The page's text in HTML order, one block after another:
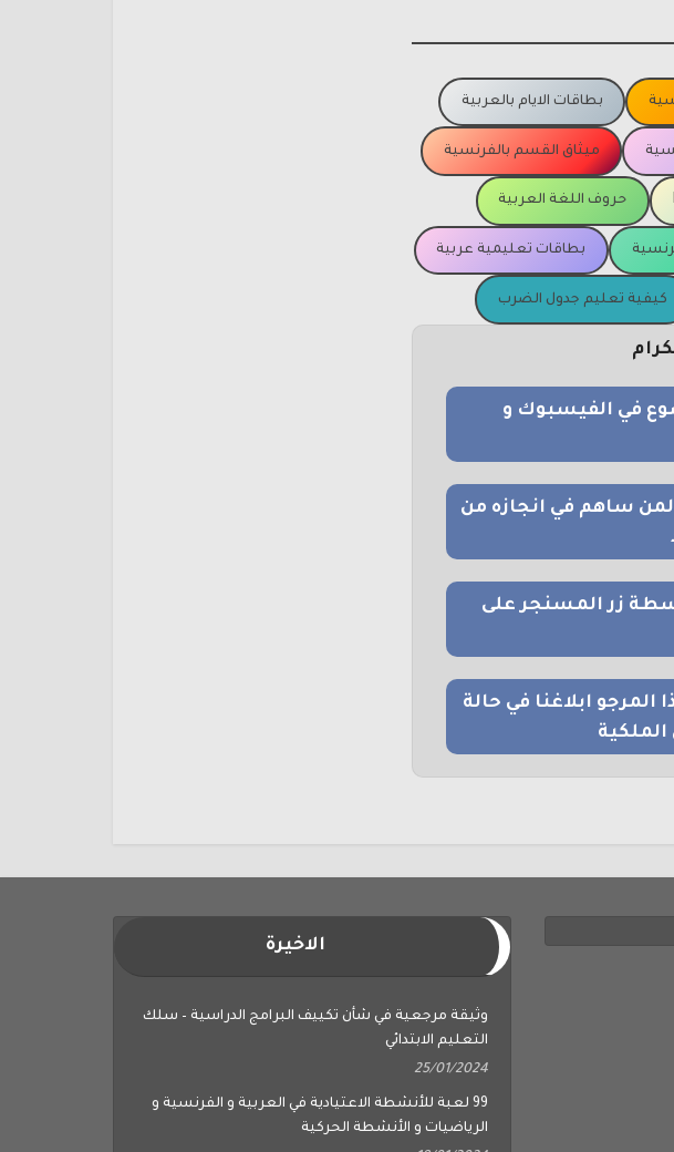
ميثاق القسم بالفرنسية
حروف اللغة العربية
بطاقات تعليمية عربية
كيفية تعليم جدول الضرب
الاخيرة
التعليم الابتدائي
25/01/2024
99 لعبة للأنشطة الاعتيادية في العربية و الفرنسية و
الرياضيات و الأنشطة الحركية
18/01/2024